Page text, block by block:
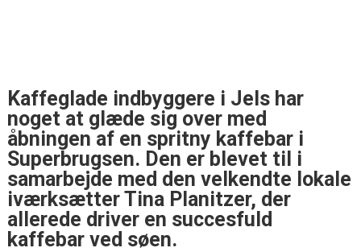
Kaffeglade indbyggere i Jels har
noget at glæde sig over med
åbningen af en spritny kaffebar i
Superbrugsen. Den er blevet til i
samarbejde med den velkendte lokale
iværksætter Tina Planitzer, der
allerede driver en succesfuld
kaffebar ved søen.